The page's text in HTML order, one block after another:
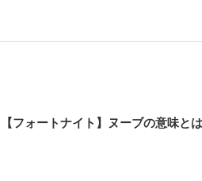
【フォートナイト】ヌーブの意味と